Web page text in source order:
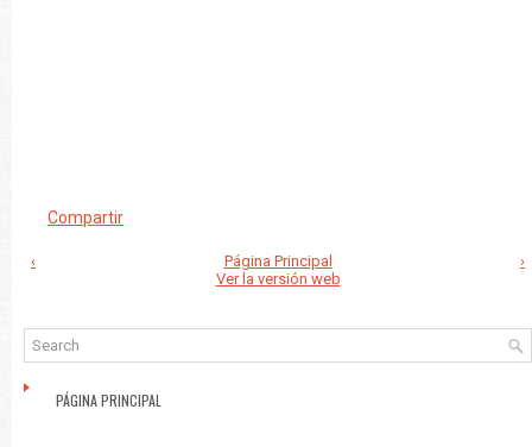
Compartir
‹ ›
Página Principal
Ver la versión web
PÁGINA PRINCIPAL